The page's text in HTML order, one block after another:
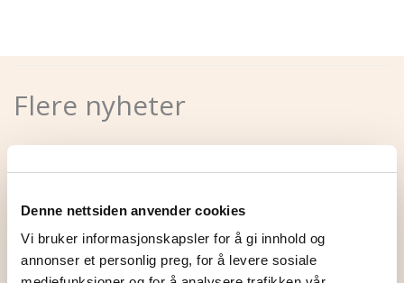
Denne nettsiden anvender cookies
Vi bruker informasjonskapsler for å gi innhold og
annonser et personlig preg, for å levere sosiale
Flere nyheter